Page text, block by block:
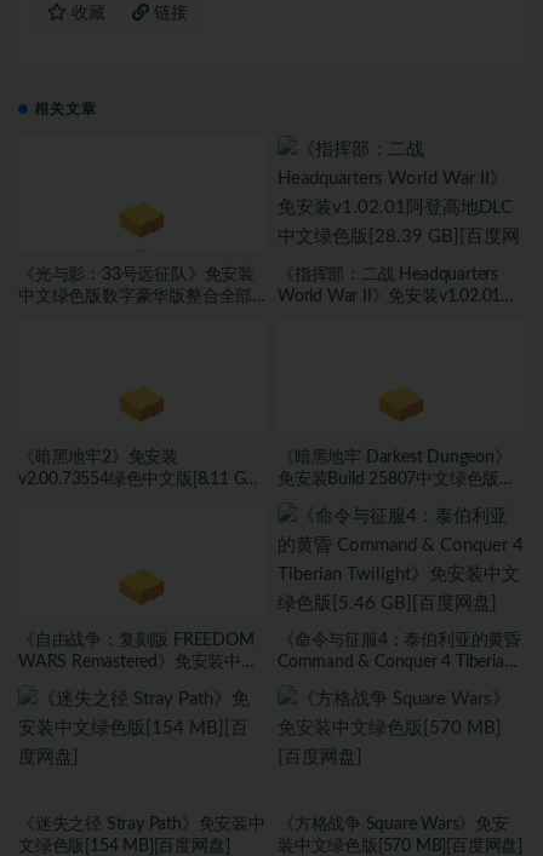
收藏 链接
相关文章
《光与影：33号远征队》免安装
中文绿色版数字豪华版整合全部
《指挥部：二战 Headquarters
World War II》免安装v1.02.01阿
《暗黑地牢2》免安装
v2.00.73554绿色中文版[8.11 GB]
《暗黑地牢 Darkest Dungeon》
免安装Build 25807中文绿色版
《自由战争：复刻版 FREEDOM
WARS Remastered》免安装中文
《命令与征服4：泰伯利亚的黄昏
Command & Conquer 4 Tiberian
GB][百度网盘]
《迷失之径 Stray Path》免安装中
文绿色版[154 MB][百度网盘]
《方格战争 ⁤Square Wars》免安
装中文绿色版[570 MB][百度网盘]